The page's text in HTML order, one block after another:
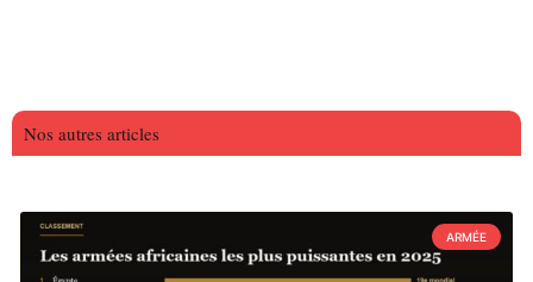
Nos autres articles
ARMÉE